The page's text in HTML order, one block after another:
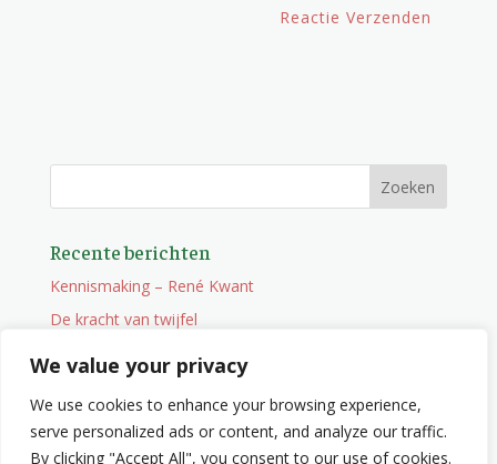
We value your privacy
We use cookies to enhance your browsing experience,
serve personalized ads or content, and analyze our traffic.
By clicking "Accept All", you consent to our use of cookies.
Recente berichten
Kennismaking – René Kwant
De kracht van twijfel
Onderweg
Wat je niet zocht maar wel vindt